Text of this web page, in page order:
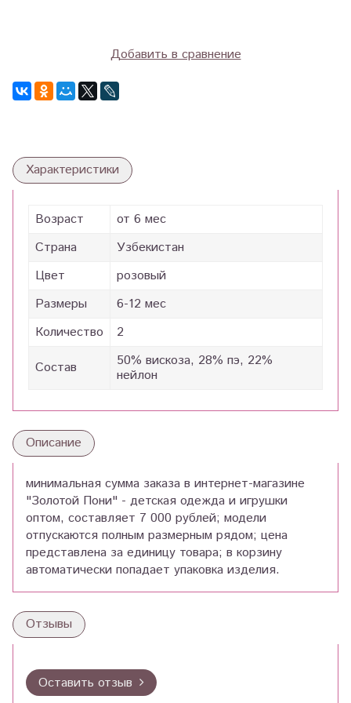
Добавить в сравнение
Характеристики
Возраст
от 6 мес
Страна
Узбекистан
Цвет
розовый
Размеры
6-12 мес
Количество
2
Состав
50% вискоза, 28% пэ, 22%
нейлон
Описание
минимальная сумма заказа в интернет-магазине
"Золотой Пони" - детская одежда и игрушки
оптом, составляет 7 000 рублей; модели
отпускаются полным размерным рядом; цена
представлена за единицу товара; в корзину
автоматически попадает упаковка изделия.
Отзывы
Оставить отзыв